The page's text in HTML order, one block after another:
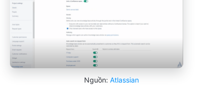
Nguồn: Atlassian